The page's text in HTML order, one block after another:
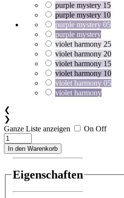
purple mystery 15
purple mystery 10
purple mystery 05
purple mystery
violet harmony 25
violet harmony 20
violet harmony 15
violet harmony 10
violet harmony 05
violet harmony
❮
❯
Ganze Liste anzeigen
On Off
In den Warenkorb
Eigenschaften